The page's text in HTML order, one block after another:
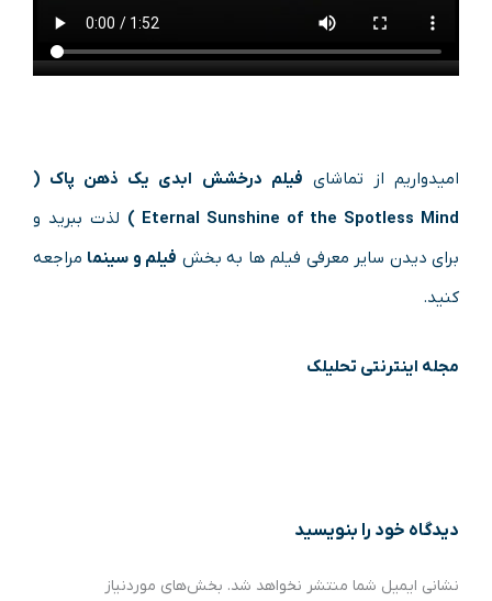
امیدواریم از تماشای فیلم درخشش ابدی یک ذهن پاک (
Eternal Sunshine of the Spotless Mind )
لذت ببرید و
برای دیدن سایر معرفی فیلم ها به بخش فیلم و سینما مراجعه
کنید.
مجله اینترنتی تحلیلک
دیدگاه‌ خود را بنویسید
نشانی ایمیل شما منتشر نخواهد شد. بخش‌های موردنیاز